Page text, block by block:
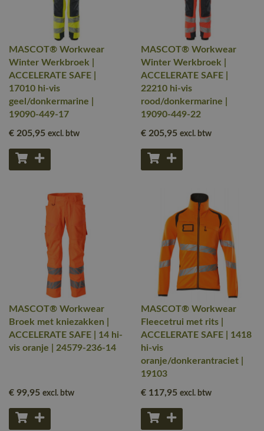
MASCOT® Workwear
Winter Werkbroek |
ACCELERATE SAFE |
17010 hi-vis
geel/donkermarine |
19090-449-17
€ 205,95 excl. btw
MASCOT® Workwear
Winter Werkbroek |
ACCELERATE SAFE |
22210 hi-vis
rood/donkermarine |
19090-449-22
€ 205,95 excl. btw
MASCOT® Workwear
Broek met kniezakken |
ACCELERATE SAFE | 14 hi-
vis oranje | 24579-236-14
€ 99,95 excl. btw
MASCOT® Workwear
Fleecetrui met rits |
ACCELERATE SAFE | 1418
hi-vis
oranje/donkerantraciet |
19103
€ 117,95 excl. btw